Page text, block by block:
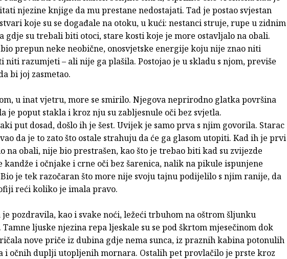
njezine knjige da mu prestane nedostajati. Tad je postao svjestan
koje su se događale na otoku, u kući: nestanci struje, rupe u zidnim
gdje su trebali biti otoci, stare kosti koje je more ostavljalo na obali.
prepun neke neobične, onosvjetske energije koju nije znao niti
niti razumjeti – ali nije ga plašila. Postojao je u skladu s njom, previše
bi joj zasmetao.
u inat vjetru, more se smirilo. Njegova neprirodno glatka površina
je poput stakla i kroz nju su zabljesnule oči bez svjetla.
put dosad, došlo ih je šest. Uvijek je samo prva s njim govorila. Starac
da je to zato što ostale strahuju da će ga glasom utopiti. Kad ih je prvi
na obali, nije bio prestrašen, kao što je trebao biti kad su zvijezde
kandže i očnjake i crne oči bez šarenica, nalik na pikule ispunjene
je tek razočaran što more nije svoju tajnu podijelilo s njim ranije, da
reći koliko je imala pravo.
je pozdravila, kao i svake noći, ležeći trbuhom na oštrom šljunku
Tamne ljuske njezina repa ljeskale su se pod škrtom mjesečinom dok
nove priče iz dubina gdje nema sunca, iz praznih kabina potonulih
i očnih duplji utopljenih mornara. Ostalih pet provlačilo je prste kroz